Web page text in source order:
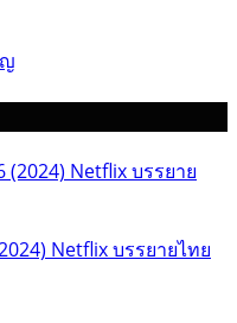
Netflix บรรยายไทย